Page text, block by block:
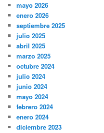
mayo 2026
enero 2026
septiembre 2025
julio 2025
abril 2025
marzo 2025
octubre 2024
julio 2024
junio 2024
mayo 2024
febrero 2024
enero 2024
diciembre 2023